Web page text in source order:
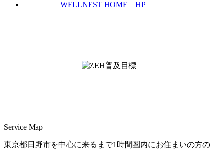
WELLNEST HOME HP
Service Map
東京都日野市を中心に来るまで1時間圏内にお住まいの方の